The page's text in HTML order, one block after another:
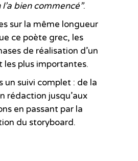
bien commencé”.
sur la même longueur
ce poète grec, les
de réalisation d’un
les plus importantes.
un suivi complet : de la
rédaction jusqu’aux
en passant par la
du storyboard.